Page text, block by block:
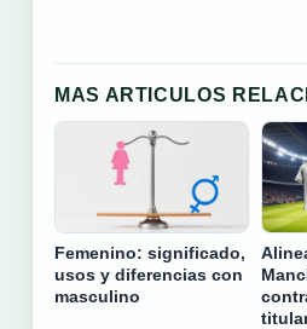
MAS ARTICULOS
Femenino: significado,
usos y diferencias con
masculino